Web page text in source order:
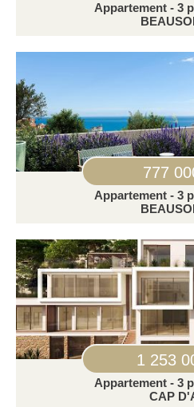
Appartement - 3
777
Appartement - 3
1 253
Appartement - 3
CAP